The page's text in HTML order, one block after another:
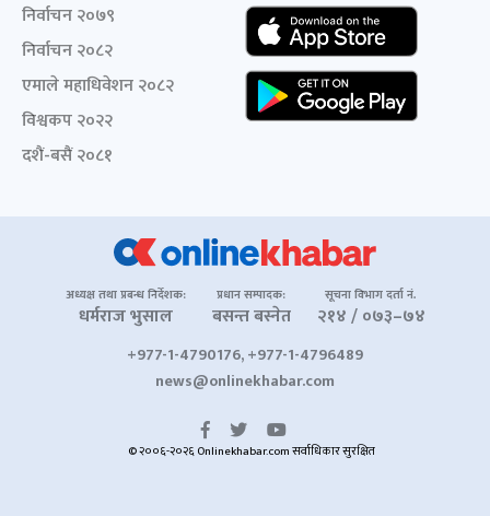
निर्वाचन २०७९
निर्वाचन २०८२
एमाले महाधिवेशन २०८२
विश्वकप २०२२
दशैं-बसैं २०८१
अध्यक्ष तथा प्रबन्ध निर्देशक:
धर्मराज भुसाल
प्रधान सम्पादक:
बसन्त बस्नेत
सूचना विभाग दर्ता नं.
२१४ / ०७३–७४
+977-1-4790176, +977-1-4796489
news@onlinekhabar.com
© २००६-२०२६ Onlinekhabar.com सर्वाधिकार सुरक्षित